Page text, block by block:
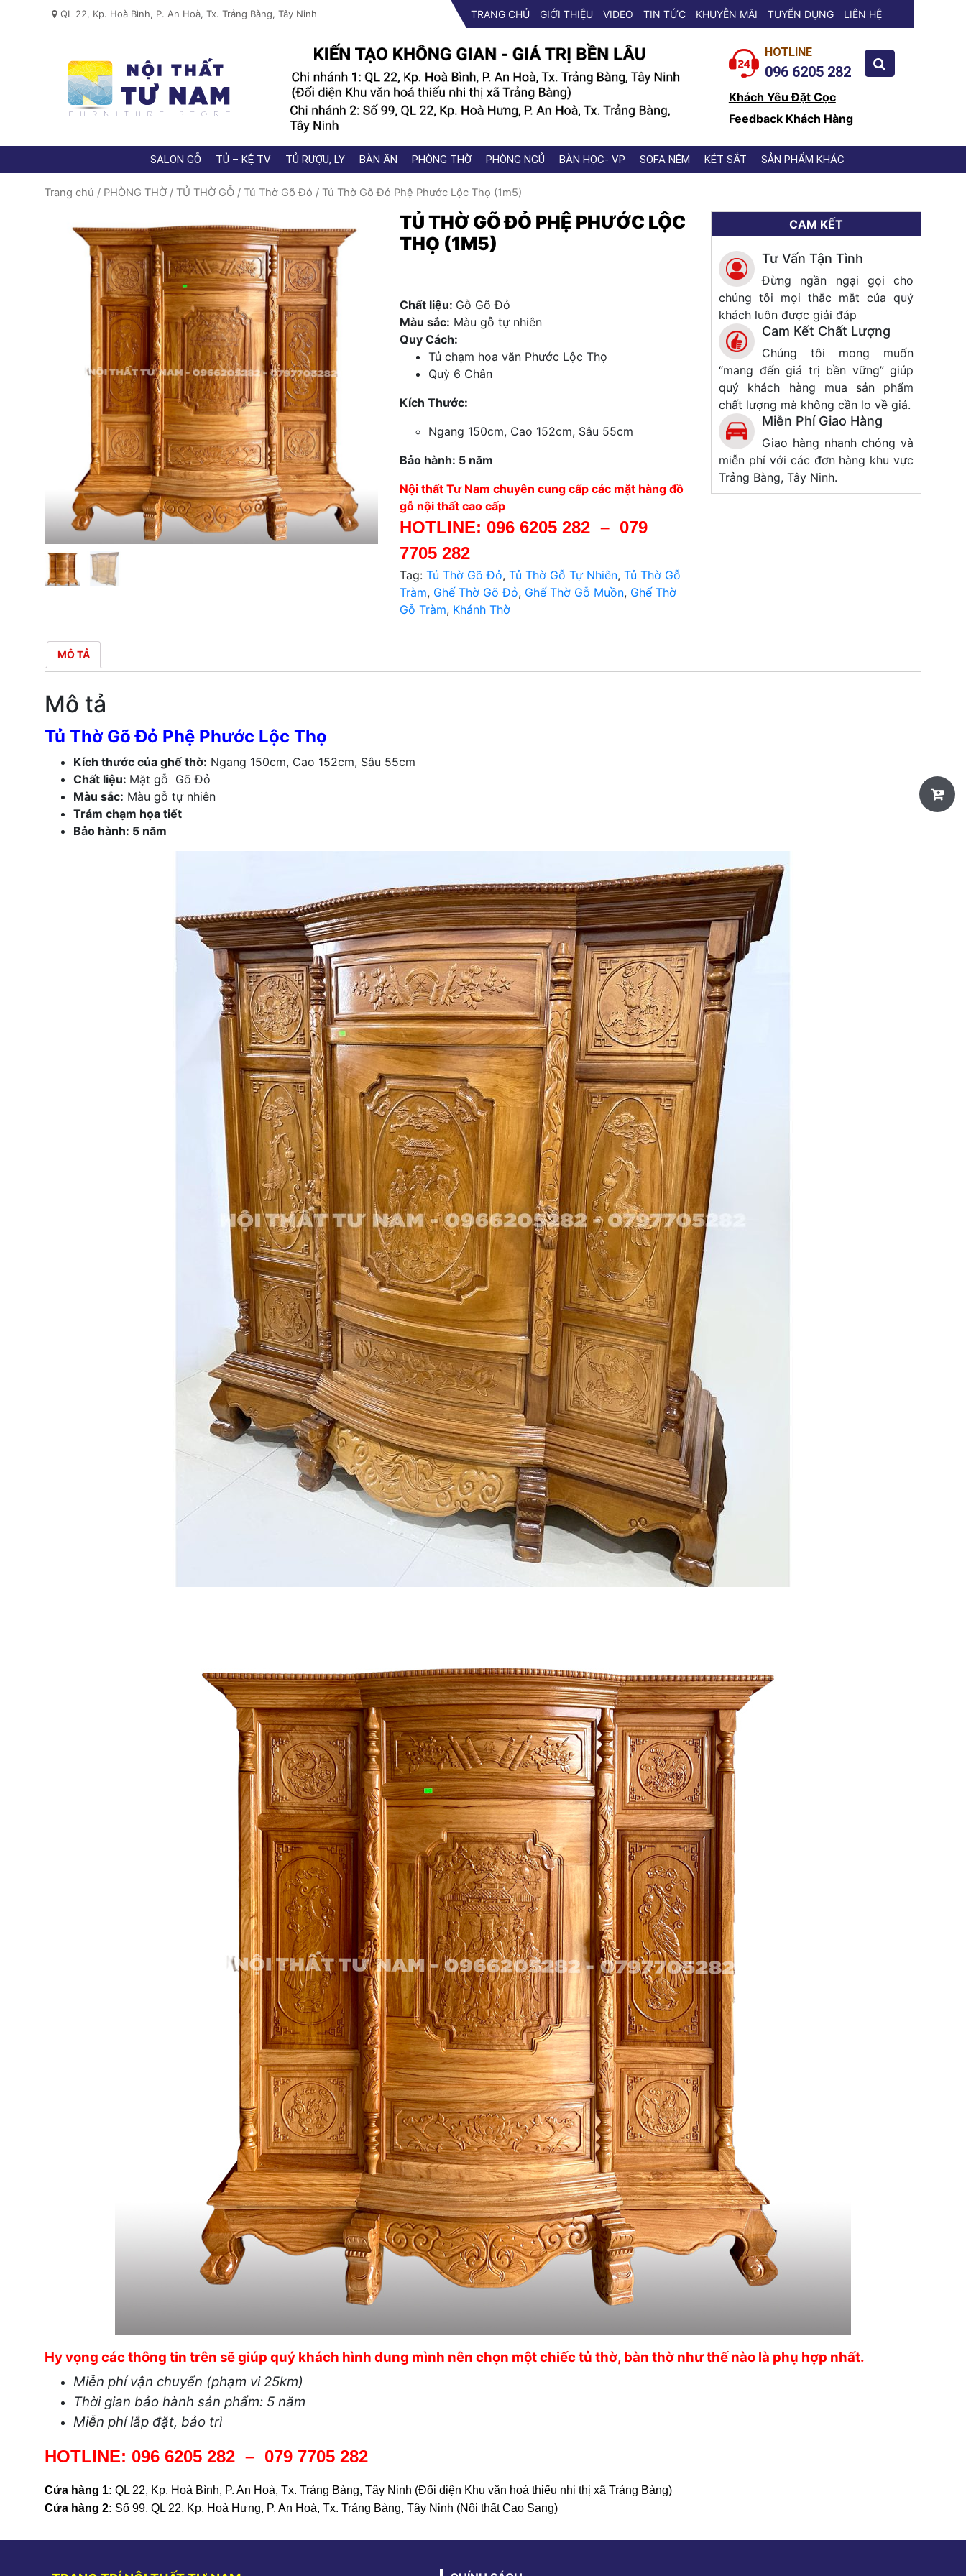
QL 22, Kp. Hoà Bình, P. An Hoà, Tx. Trảng Bàng, Tây Ninh TRANG CHỦ GIỚI THIỆU VIDEO TIN TỨC KHUYỄN MÃI TUYỂN DỤNG LIÊN HỆ
HOTLINE
096 6205 282
Khách Yêu Đặt Cọc
Feedback Khách Hàng
SALON GỖ TỦ – KỆ TV TỦ RƯỢU, LY BÀN ĂN PHÒNG THỜ PHÒNG NGỦ BÀN HỌC- VP SOFA NỆM KÉT SẮT SẢN PHẨM KHÁC
Trang chủ / PHÒNG THỜ / TỦ THỜ GỖ / Tủ Thờ Gõ Đỏ / Tủ Thờ Gõ Đỏ Phệ Phước Lộc Thọ (1m5)
TỦ THỜ GÕ ĐỎ PHỆ PHƯỚC LỘC
THỌ (1M5)
Chất liệu: Gỗ Gõ Đỏ
Màu sắc: Màu gỗ tự nhiên
Quy Cách:
Tủ chạm hoa văn Phước Lộc Thọ
Quỳ 6 Chân
Kích Thước:
Ngang 150cm, Cao 152cm, Sâu 55cm
Bảo hành: 5 năm
Nội thất Tư Nam chuyên cung cấp các mặt hàng đồ
gỗ nội thất cao cấp
HOTLINE: 096 6205 282– 079
7705 282
Tag: Tủ Thờ Gõ Đỏ, Tủ Thờ Gỗ Tự Nhiên, Tủ Thờ Gỗ
Tràm, Ghế Thờ Gõ Đỏ, Ghế Thờ Gỗ Muồn, Ghế Thờ
Gỗ Tràm, Khánh Thờ
CAM KẾT
Tư Vấn Tận Tình
Đừng ngần ngại gọi cho
chúng tôi mọi thắc mắt của quý
khách luôn được giải đáp
Cam Kết Chất Lượng
Chúng tôi mong muốn
“mang đến giá trị bền vững” giúp
quý khách hàng mua sản phẩm
chất lượng mà không cần lo về giá.
Miễn Phí Giao Hàng
Giao hàng nhanh chóng và
miễn phí với các đơn hàng khu vực
Trảng Bàng, Tây Ninh.
MÔ TẢ
Mô tả
Tủ Thờ Gõ Đỏ Phệ Phước Lộc Thọ
Kích thước của ghế thờ: Ngang 150cm, Cao 152cm, Sâu 55cm
Chất liệu: Mặt gỗ Gõ Đỏ
Màu sắc: Màu gỗ tự nhiên
Trám chạm họa tiết
Bảo hành: 5 năm
Hy vọng các thông tin trên sẽ giúp quý khách hình dung mình nên chọn một chiếc tủ thờ, bàn thờ như thế nào là phụ hợp nhất.
Miễn phí vận chuyển (phạm vi 25km)
Thời gian bảo hành sản phẩm: 5 năm
Miễn phí lắp đặt, bảo trì
HOTLINE: 096 6205 282 – 079 7705 282
Cửa hàng 1: QL 22, Kp. Hoà Bình, P. An Hoà, Tx. Trảng Bàng, Tây Ninh (Đối diện Khu văn hoá thiếu nhi thị xã Trảng Bàng)
Cửa hàng 2: Số 99, QL 22, Kp. Hoà Hưng, P. An Hoà, Tx. Trảng Bàng, Tây Ninh (Nội thất Cao Sang)